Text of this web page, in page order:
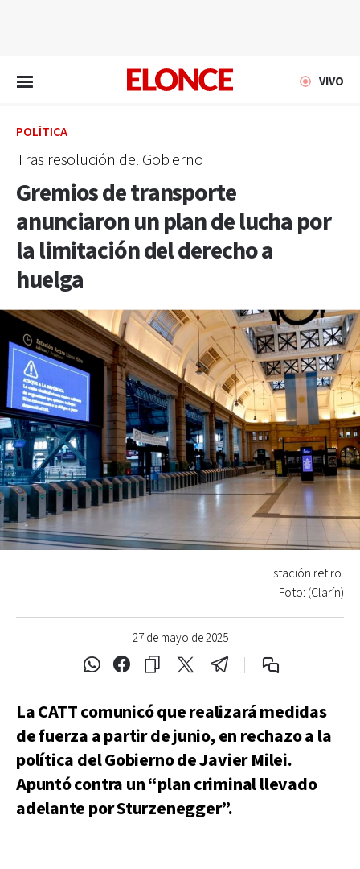
VIVO
POLÍTICA
Tras resolución del Gobierno
Gremios de transporte
anunciaron un plan de lucha por
la limitación del derecho a
huelga
27 de mayo de 2025
Estación retiro.
Foto: (Clarín)
La CATT comunicó que realizará medidas
de fuerza a partir de junio, en rechazo a la
política del Gobierno de Javier Milei.
Apuntó contra un “plan criminal llevado
adelante por Sturzenegger”.